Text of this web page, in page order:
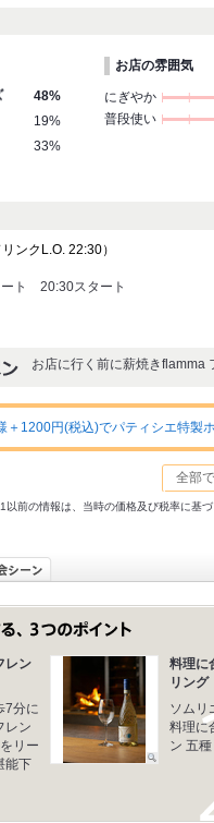
48%
19%
33%
お店の雰囲気
にぎやか
普段使い
ンクL.O. 22:30）
ト 20:30スタート
お店に行く前に薪焼きflamma
＋1200円(税込)でパティシエ特製
全部で
前の情報は、当時の価格及び税率に基
レン
7分に
レン
リー
能下
料理に
リング
ソムリ
料理に
ン 五